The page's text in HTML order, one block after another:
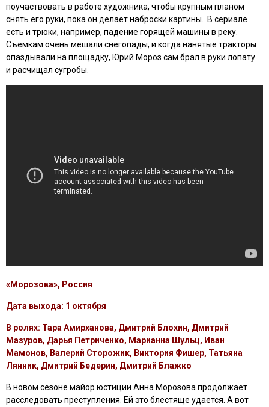
поучаствовать в работе художника, чтобы крупным планом
снять его руки, пока он делает наброски картины. В сериале
есть и трюки, например, падение горящей машины в реку.
Съемкам очень мешали снегопады, и когда нанятые тракторы
опаздывали на площадку, Юрий Мороз сам брал в руки лопату
и расчищал сугробы.
«Морозова», Россия
Дата выхода: 1 октября
В ролях: Тара Амирханова, Дмитрий Блохин, Дмитрий
Мазуров, Дарья Петриченко, Марианна Шульц, Иван
Мамонов, Валерий Сторожик, Виктория Фишер, Татьяна
Лянник, Дмитрий Бедерин, Дмитрий Блажко
В новом сезоне майор юстиции Анна Морозова продолжает
расследовать преступления. Ей это блестяще удается. А вот